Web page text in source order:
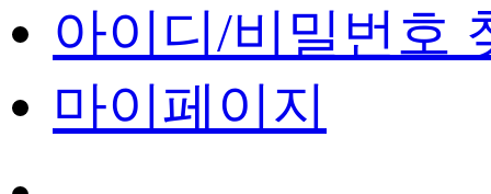
아이디/비밀번호
마이페이지